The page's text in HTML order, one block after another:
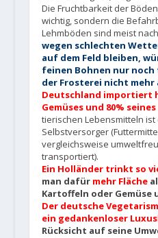
Die Fruchtbarkeit der
wichtig, sondern die
Lehmböden sind meist
wegen schlechten
auf dem Feld bleiben,
feinen Bohnen nur noch
der Frosterei nicht mehr
Deutschland importiert
Gemüses und 80%
tierischen Lebensmitteln
Selbstversorger
vergleichsweise
transportiert).
Ein Holländer trinkt so
man dafür mehr Fläche
Kartoffeln oder
Der deutsche
ein gedankenloser
Rücksicht auf seine